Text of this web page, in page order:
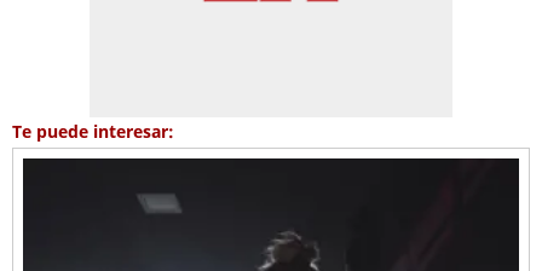
Te puede interesar: